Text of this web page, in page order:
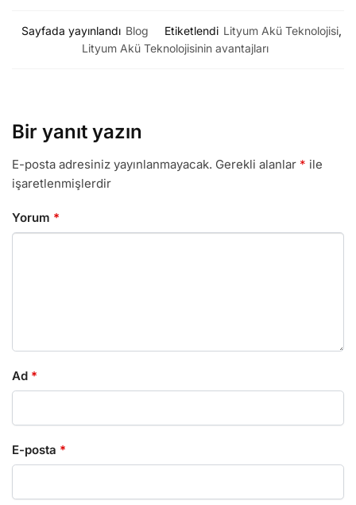
Sayfada yayınlandı Blog Etiketlendi Lityum Akü Teknolojisi,
Lityum Akü Teknolojisinin avantajları
Bir yanıt yazın
E-posta adresiniz yayınlanmayacak. Gerekli alanlar * ile
işaretlenmişlerdir
Yorum *
Ad *
E-posta *